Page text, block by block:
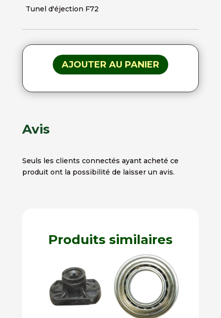
Tunel d'éjection F72
AJOUTER AU PANIER
Avis
Seuls les clients connectés ayant acheté ce
produit ont la possibilité de laisser un avis.
Produits similaires